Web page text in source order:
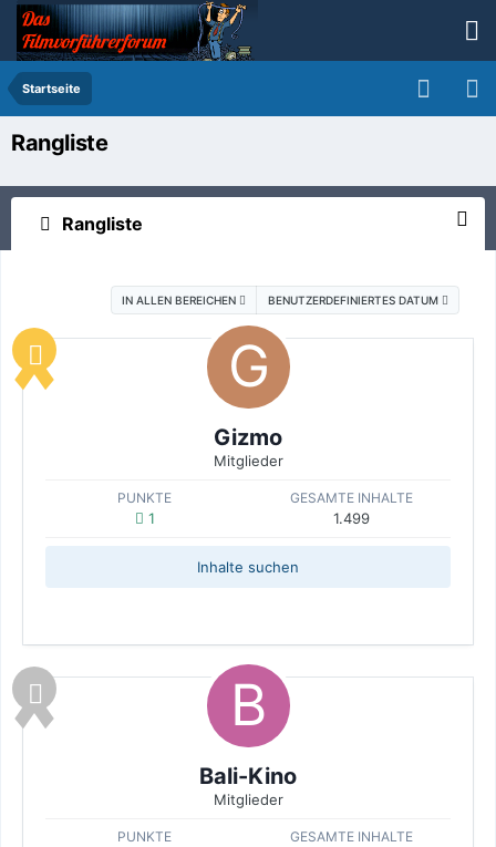
Startseite
Rangliste
Rangliste
IN ALLEN BEREICHEN BENUTZERDEFINIERTES DATUM
Gizmo
Mitglieder
PUNKTE
1
GESAMTE INHALTE
1.499
Inhalte suchen
Bali-Kino
Mitglieder
PUNKTE GESAMTE INHALTE